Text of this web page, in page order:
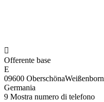

Offerente base
E
09600 OberschönaWeißenborn
Germania
9 Mostra numero di telefono